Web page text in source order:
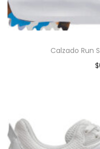
Calzado Run
$